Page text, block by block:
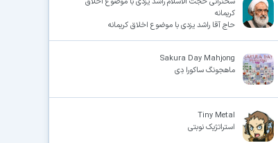
کریمانه
حاج آقا راشد یزدی با موضوع اخلاق کریمانه
Sakura Day Mahjong
ماهجونگ ساکورا دِی
Tiny Metal
استراتژیک نوبتی